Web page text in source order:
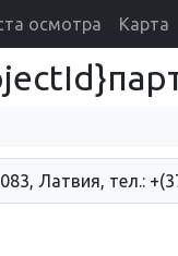
осмотра Карта
Латвия, тел.: